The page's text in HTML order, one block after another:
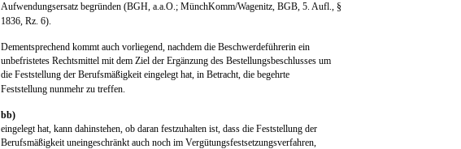
Aufwendungsersatz begründen (BGH, a.a.O.; MünchKomm/Wagenitz, BGB, 5. Aufl., §
1836, Rz. 6).
Dementsprechend kommt auch vorliegend, nachdem die Beschwerdeführerin ein
unbefristetes Rechtsmittel mit dem Ziel der Ergänzung des Bestellungsbeschlusses um
die Feststellung der Berufsmäßigkeit eingelegt hat, in Betracht, die begehrte
Feststellung nunmehr zu treffen.
bb)
eingelegt hat, kann dahinstehen, ob daran festzuhalten ist, dass die Feststellung der
Berufsmäßigkeit uneingeschränkt auch noch im Vergütungsfestsetzungsverfahren,